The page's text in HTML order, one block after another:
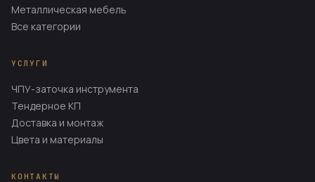
Металлическая мебель
Все категории
УСЛУГИ
ЧПУ-заточка инструмента
Тендерное КП
Доставка и монтаж
Цвета и материалы
КОНТАКТЫ